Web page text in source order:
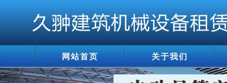
网站首页 关于我们